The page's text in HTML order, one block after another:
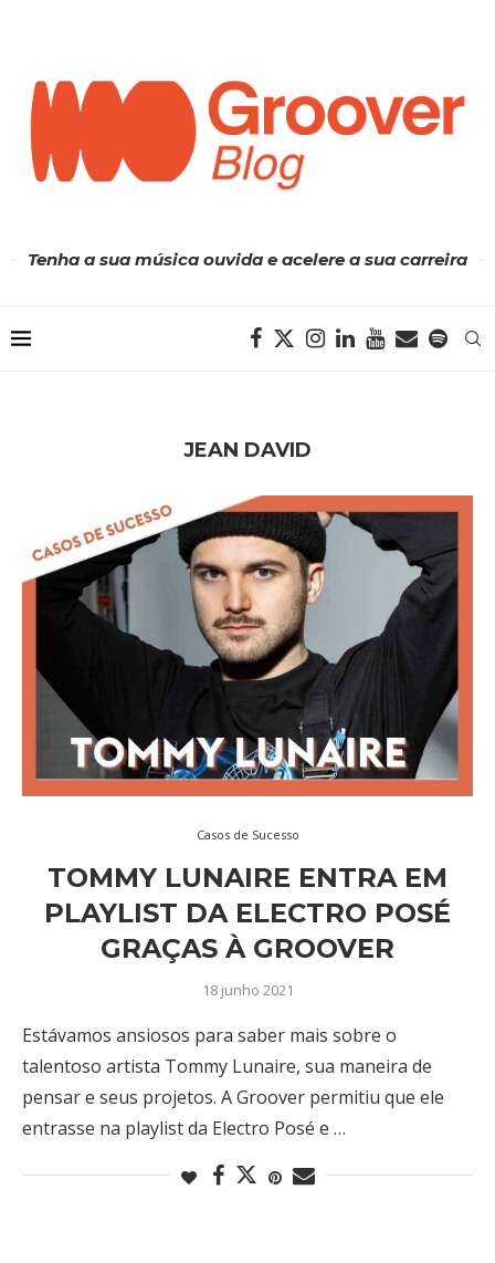
Tenha a sua música ouvida e acelere a sua carreira
JEAN DAVID
Casos de Sucesso
TOMMY LUNAIRE ENTRA EM
PLAYLIST DA ELECTRO POSÉ
GRAÇAS À GROOVER
18 junho 2021
Estávamos ansiosos para saber mais sobre o
talentoso artista Tommy Lunaire, sua maneira de
pensar e seus projetos. A Groover permitiu que ele
entrasse na playlist da Electro Posé e …